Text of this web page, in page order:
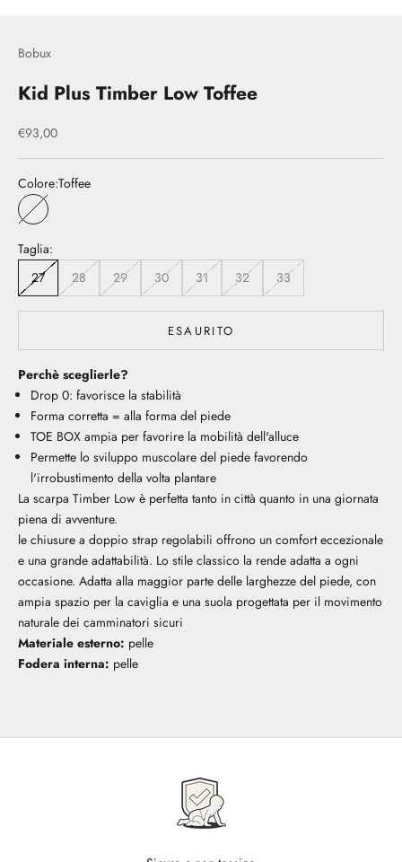
Bobux
Kid Plus Timber Low Toffee
Prezzo scontato
€93,00
Colore:Toffee
Toffee
Taglia:
27
28 29 30 31 32 33
ESAURITO
Perchè sceglierle?
Drop 0: favorisce la stabilità
Forma corretta = alla forma del piede
TOE BOX ampia per favorire la mobilità dell'alluce
Permette lo sviluppo muscolare del piede favorendo
l'irrobustimento della volta plantare
La scarpa Timber Low è perfetta tanto in città quanto in una giornata
piena di avventure.
le chiusure a doppio strap regolabili offrono un comfort eccezionale
e una grande adattabilità. Lo stile classico la rende adatta a ogni
occasione. Adatta alla maggior parte delle larghezze del piede, con
ampia spazio per la caviglia e una suola progettata per il movimento
naturale dei camminatori sicuri
Materiale esterno: pelle
Fodera interna: pelle